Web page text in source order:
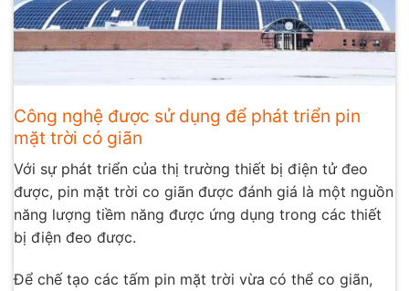
Công nghệ được sử dụng để phát triển pin
mặt trời có giãn
Với sự phát triển của thị trường thiết bị điện tử đeo
được, pin mặt trời co giãn được đánh giá là một nguồn
năng lượng tiềm năng được ứng dụng trong các thiết
bị điện đeo được.
Để chế tạo các tấm pin mặt trời vừa có thể co giãn,